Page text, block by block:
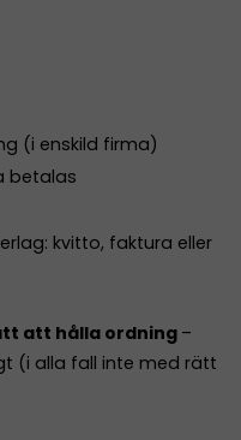
(i enskild firma)
betalas
kvitto, faktura eller
att hålla ordning–
(i alla fall inte med rätt